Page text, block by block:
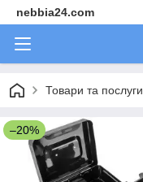
nebbia24.com
Товари та послуги
–20%